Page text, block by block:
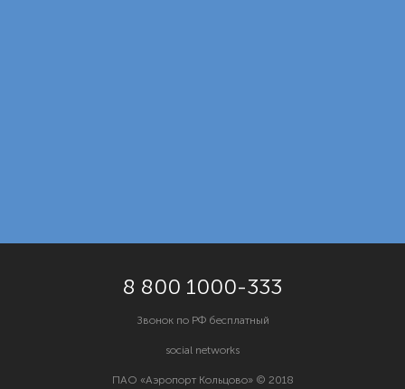
8 800 1000-333
Звонок по РФ бесплатный
social networks
ПАО «Аэропорт Кольцово» © 2018